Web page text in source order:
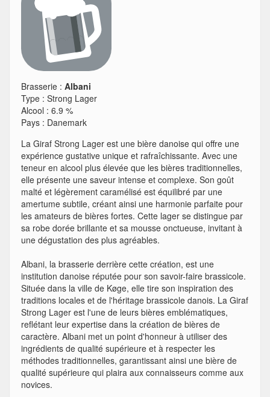
Brasserie : Albani
Type : Strong Lager
Alcool : 6.9 %
Pays : Danemark
La Giraf Strong Lager est une bière danoise qui offre une
expérience gustative unique et rafraîchissante. Avec une
teneur en alcool plus élevée que les bières traditionnelles,
elle présente une saveur intense et complexe. Son goût
malté et légèrement caramélisé est équilibré par une
amertume subtile, créant ainsi une harmonie parfaite pour
les amateurs de bières fortes. Cette lager se distingue par
sa robe dorée brillante et sa mousse onctueuse, invitant à
une dégustation des plus agréables.
Albani, la brasserie derrière cette création, est une
institution danoise réputée pour son savoir-faire brassicole.
Située dans la ville de Køge, elle tire son inspiration des
traditions locales et de l'héritage brassicole danois. La Giraf
Strong Lager est l'une de leurs bières emblématiques,
reflétant leur expertise dans la création de bières de
caractère. Albani met un point d'honneur à utiliser des
ingrédients de qualité supérieure et à respecter les
méthodes traditionnelles, garantissant ainsi une bière de
qualité supérieure qui plaira aux connaisseurs comme aux
novices.